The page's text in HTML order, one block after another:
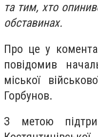
та тим, хто
обставинах.
Про це у
повідомив
міської
Горбунов.
З метою